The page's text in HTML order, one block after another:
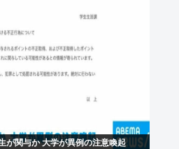
が関与か 大学が異例の注意喚起